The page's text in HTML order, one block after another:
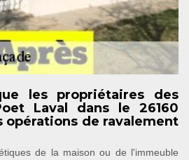
les propriétaires des
Laval dans le 26160
de ravalement
de la maison ou de l'immeuble